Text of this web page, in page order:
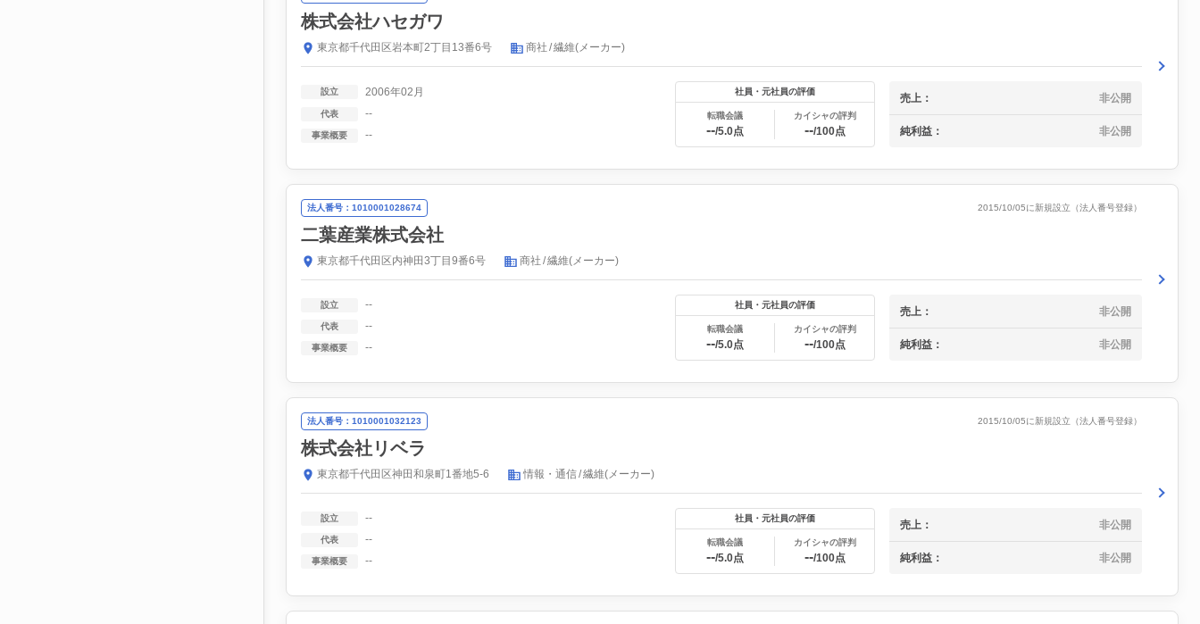
株式会社ハセガワ
東京都千代田区岩本町2丁目13番6号 商社 繊維(メーカー)
設立 2006年02月
代表 --
事業概要 --
社員・元社員の評価
転職会議
--/5.0点
カイシャの評判
--/100点
売上： 非公開
純利益： 非公開
法人番号：1010001028674 2015/10/05に新規設立（法人番号登録）
二葉産業株式会社
東京都千代田区内神田3丁目9番6号 商社 繊維(メーカー)
設立 --
代表 --
事業概要 --
社員・元社員の評価
転職会議
--/5.0点
カイシャの評判
--/100点
売上： 非公開
純利益： 非公開
法人番号：1010001032123 2015/10/05に新規設立（法人番号登録）
株式会社リベラ
東京都千代田区神田和泉町1番地5-6 情報・通信 繊維(メーカー)
設立 --
代表 --
事業概要 --
社員・元社員の評価
転職会議
--/5.0点
カイシャの評判
--/100点
売上： 非公開
純利益： 非公開